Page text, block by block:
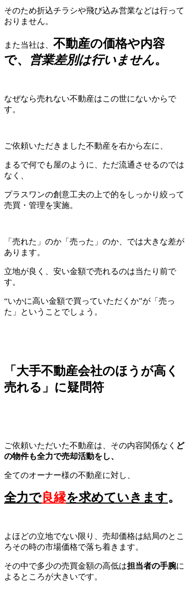
そのため折込チラシや飛び込み営業などは行って
おりません。
また当社は、 不動産の価格や内容
で、
営業差別は行いません。
なぜなら売れない不動産はこの世にないからで
す。
ご依頼いただきました不動産を右から左に、
まるで何でも屋のように、ただ流通させるのでは
なく、
プラスワンの創意工夫の上で的をしっかり絞って
売買・管理を実施。
「売れた」のか「売った」のか、では大きな差が
あります。
立地が良く、安い金額で売れるのは当たり前で
す。
“いかに高い金額で買っていただくか”が「売っ
た」ということでしょう。
「大手不動産会社のほうが高く
売れる」に疑問符
ご依頼いただいた不動産は、その内容関係なく ど
の物件も全力で売却活動をし、
全てのオーナー様の不動産に対し、
全力で良縁を求めていきます。
よほどの立地でない限り、売却価格は結局のとこ
ろその時の市場価格で落ち着きます。
その中で多少の売買金額の高低は担当者の手腕に
よるところが大きいです。